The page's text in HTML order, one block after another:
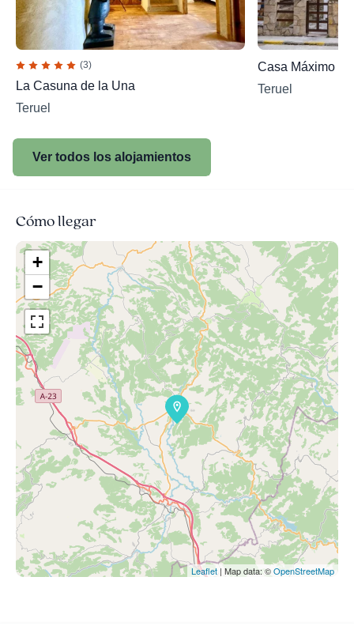
(3)
La Casuna de la Una
Teruel
Casa Máximo
Teruel
Ver todos los alojamientos
Cómo llegar
+
−
Leaflet | Map data: ©OpenStreetMap